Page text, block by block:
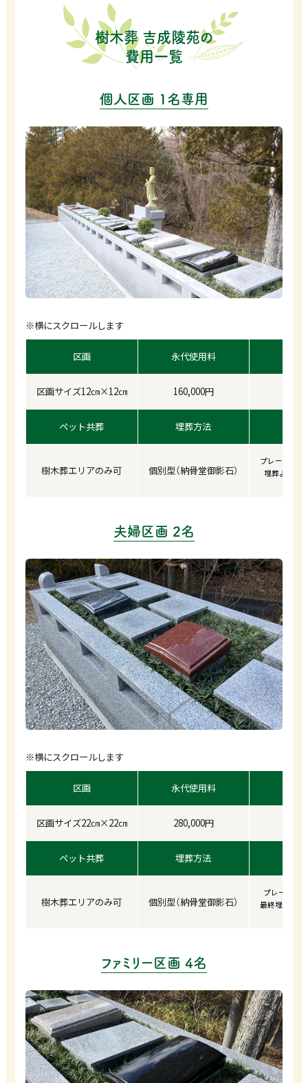
樹木葬 吉成陵苑の
費用一覧
個人区画 1名専用
※横にスクロールします
区画 永代使用料
区画サイズ12㎝×12㎝ 160,000円
ペット共葬 埋葬方法
樹木葬エリアのみ可 個別型（納骨堂御影石）
プレート代別
埋葬より13
夫婦区画 2名
※横にスクロールします
区画 永代使用料
区画サイズ22㎝×22㎝ 280,000円
ペット共葬 埋葬方法
樹木葬エリアのみ可 個別型（納骨堂御影石）
プレート代
最終埋葬より
ファミリー区画 4名